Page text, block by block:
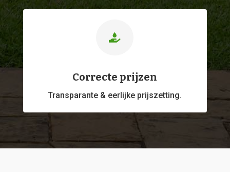

Correcte prijzen
Transparante & eerlijke prijszetting.